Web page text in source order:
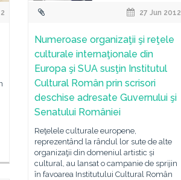
27 Jun 2012
Numeroase organizaţii şi reţele
culturale internaţionale din
Europa şi SUA susţin Institutul
Cultural Român prin scrisori
deschise adresate Guvernului şi
Senatului României
Reţelele culturale europene,
reprezentând la rândul lor sute de alte
organizaţii din domeniul artistic și
cultural, au lansat o campanie de sprijin
în favoarea Institutului Cultural Român